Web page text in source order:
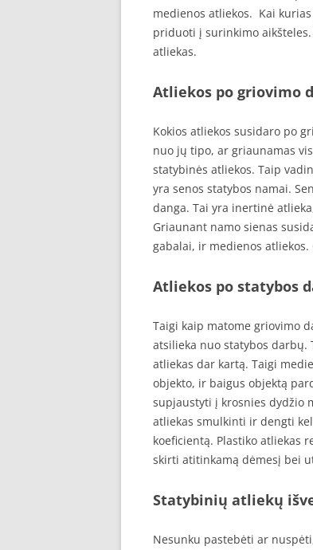
medienos atliekos. Kai
priduoti į surinkimo
atliekas.
Atliekos po griovimo
Kokios atliekos susidaro po
nuo jų tipo, ar griaunamas
statybinės atliekos. Taip
yra senos statybos namai.
danga. Tai yra inertinė
Griaunant namo sienas
gabalai, ir medienos
Atliekos po statybos
Taigi kaip matome griovimo
atsilieka nuo statybos
atliekas dar kartą. Taigi
objekto, ir baigus objektą
supjaustyti į krosnies dydžio
atliekas smulkinti ir dengti
koeficientą. Plastiko atliekas
skirti atitinkamą dėmesį bei
Statybinių atliekų
Nesunku pastebėti ar